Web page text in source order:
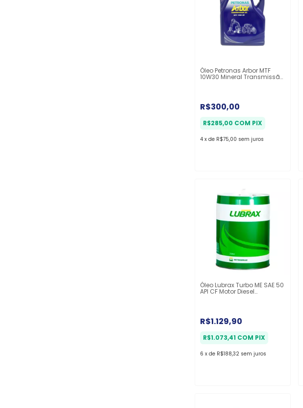
Óleo Petronas Arbor MTF
10W30 Mineral Transmissão
R$300,00
R$285,00 COM PIX
4 x de R$75,00 sem juros
Óleo Lubrax Turbo ME SAE 50
API CF Motor Diesel
R$1.129,90
R$1.073,41 COM PIX
6 x de R$188,32 sem juros